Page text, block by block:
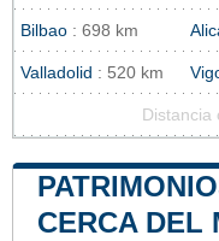
Bilbao : 698 km
Valladolid : 520 km
Distancia
CERCA DEL